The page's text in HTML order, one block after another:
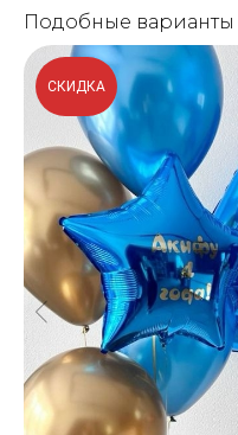
Подобные варианты
СКИДКА